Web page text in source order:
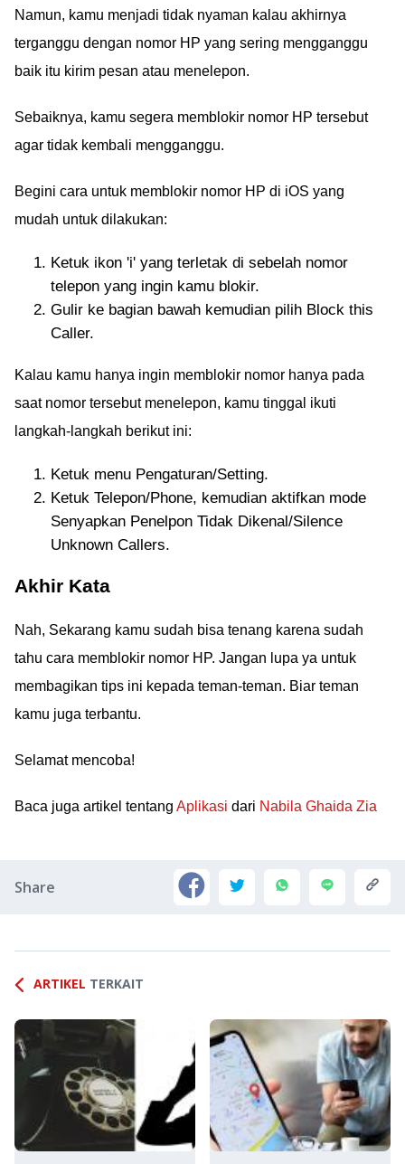
Namun, kamu menjadi tidak nyaman kalau akhirnya
terganggu dengan nomor HP yang sering mengganggu
baik itu kirim pesan atau menelepon.
Sebaiknya, kamu segera memblokir nomor HP tersebut
agar tidak kembali mengganggu.
Begini cara untuk memblokir nomor HP di iOS yang
mudah untuk dilakukan:
Ketuk ikon 'i' yang terletak di sebelah nomor
telepon yang ingin kamu blokir.
Gulir ke bagian bawah kemudian pilih Block this
Caller.
Kalau kamu hanya ingin memblokir nomor hanya pada
saat nomor tersebut menelepon, kamu tinggal ikuti
langkah-langkah berikut ini:
Ketuk menu Pengaturan/Setting.
Ketuk Telepon/Phone, kemudian aktifkan mode
Senyapkan Penelpon Tidak Dikenal/Silence
Unknown Callers.
Akhir Kata
Nah, Sekarang kamu sudah bisa tenang karena sudah
tahu cara memblokir nomor HP. Jangan lupa ya untuk
membagikan tips ini kepada teman-teman. Biar teman
kamu juga terbantu.
Selamat mencoba!
Baca juga artikel tentang Aplikasi dari Nabila Ghaida Zia
Share
ARTIKEL TERKAIT